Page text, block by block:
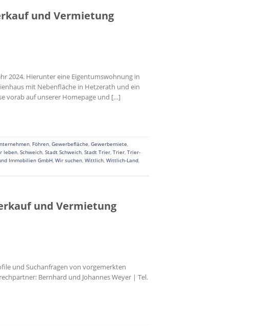
und Vermietung
2024. Hierunter eine Eigentumswohnung in
mit Nebenfläche in Hetzerath und ein
vorab auf unserer Homepage und […]
, Föhren, Gewerbefläche, Gewerbemiete,
leben, Schweich, Stadt Schweich, Stadt Trier, Trier, Trier-
Immobilien GmbH, Wir suchen, Wittlich, Wittlich-Land,
und Vermietung
und Suchanfragen von vorgemerkten
Bernhard und Johannes Weyer | Tel.